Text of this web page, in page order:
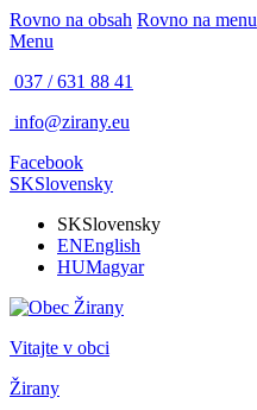
Rovno na obsah Rovno na menu
Menu
037 / 631 88 41
info@zirany.eu
Facebook
SKSlovensky
SKSlovensky
ENEnglish
HUMagyar
Vitajte v obci
Žirany